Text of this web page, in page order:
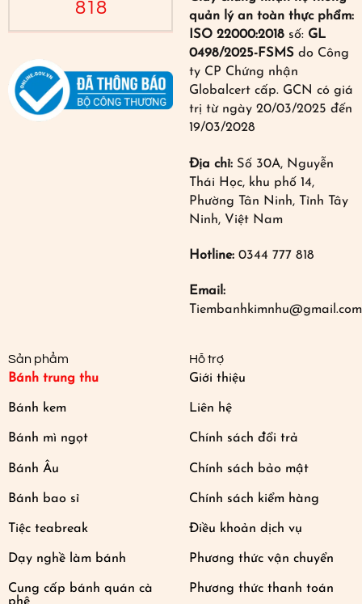
818
quản lý an toàn thực phẩm:
ISO 22000:2018 số: GL
0498/2025-FSMS do Công
ty CP Chứng nhận
Globalcert cấp. GCN có giá
trị từ ngày 20/03/2025 đến
19/03/2028
Địa chỉ: Số 30A, Nguyễn
Thái Học, khu phố 14,
Phường Tân Ninh, Tỉnh Tây
Ninh, Việt Nam
Hotline: 0344 777 818
Email:
Tiembanhkimnhu@gmail.com
Sản phẩm
Bánh trung thu
Bánh kem
Bánh mì ngọt
Bánh Âu
Bánh bao sỉ
Tiệc teabreak
Dạy nghề làm bánh
Cung cấp bánh quán cà
Hỗ trợ
Giới thiệu
Liên hệ
Chính sách đổi trả
Chính sách bảo mật
Chính sách kiểm hàng
Điều khoản dịch vụ
Phương thức vận chuyển
Phương thức thanh toán